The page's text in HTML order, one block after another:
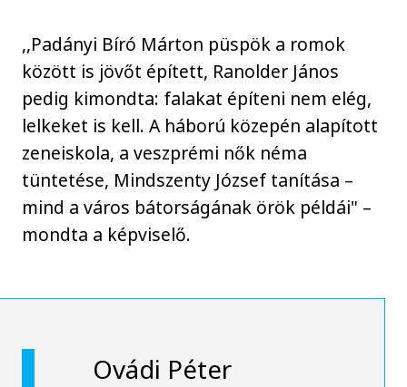
,,Padányi Bíró Márton püspök a romok
között is jövőt épített, Ranolder János
pedig kimondta: falakat építeni nem elég,
lelkeket is kell. A háború közepén alapított
zeneiskola, a veszprémi nők néma
tüntetése, Mindszenty József tanítása –
mind a város bátorságának örök példái" –
mondta a képviselő.
Ovádi Péter